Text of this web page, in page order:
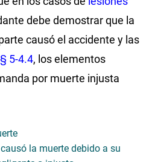
debe demostrar que la
causó el accidente y las
5-4.4, los elementos
por muerte injusta
la muerte debido a su